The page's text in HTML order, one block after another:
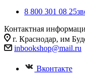
8 800 301 08 25
Контактная
г. Краснодар, им
inbookshop@mail.ru
Вконтакте